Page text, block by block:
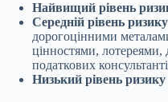
Найвищий рівень
Середній рівень ризику
дорогоцінними
цінностями, лотереями,
податкових
Низький рівень ризику